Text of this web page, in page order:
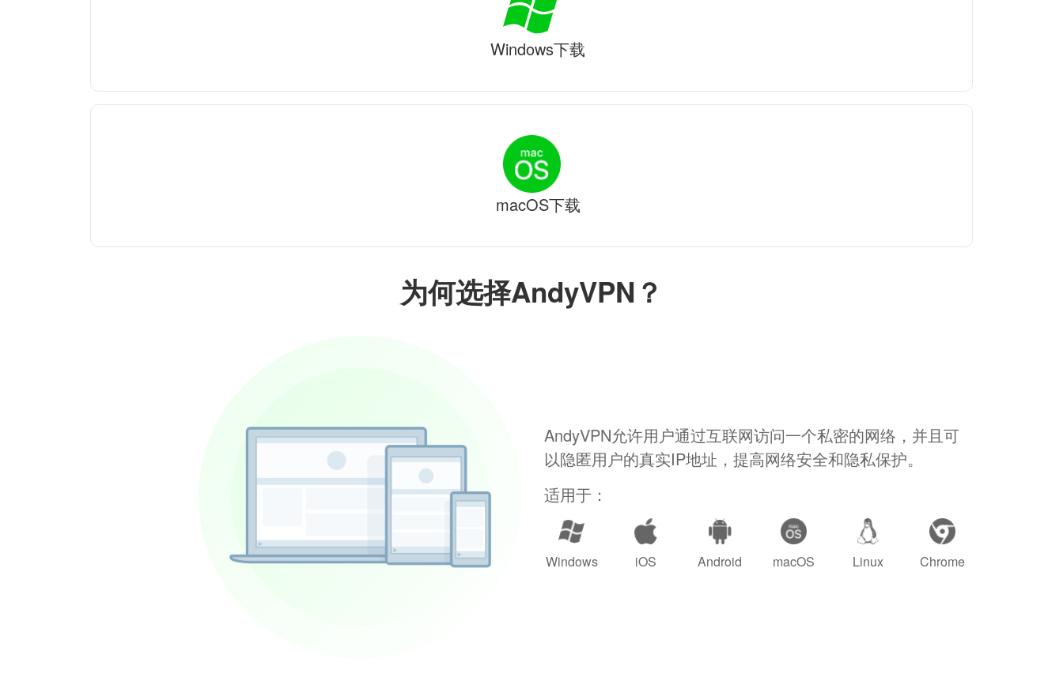
为何选择AndyVPN？
AndyVPN允许用户通过互联网访问一个私密的网络，并且可
以隐匿用户的真实IP地址，提高网络安全和隐私保护。
适用于：
Windows iOS Android macOS Linux Chrome
Windows下载
macOS下载